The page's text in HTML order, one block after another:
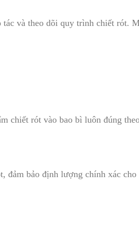
và theo dõi quy trình chiết rót.
chiết rót vào bao bì luôn đúng
đảm bảo định lượng chính xác